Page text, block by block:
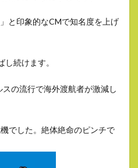
と印象的なCMで知名度を上げ
続けます。
の流行で海外渡航者が激減し
でした。絶体絶命のピンチで